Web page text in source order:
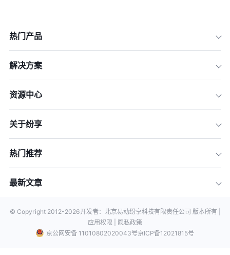
热门产品
解决方案
资源中心
关于纷享
热门推荐
最新文章
© Copyright 2012-2026开发者：北京易动纷享科技有限责任公司 版本所有 |
应用权限 |
隐私政策
京公网安备 11010802020043号京ICP备12021815号